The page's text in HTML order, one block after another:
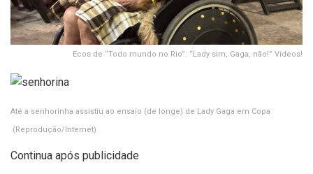
Ecos de “Todo mundo no Rio”: “Lady sim, Gaga, não!” Vídeos!
Até a senhorinha assistiu ao ensaio (de longe) de Lady Gaga em Copa
(Reprodução/Internet)
Continua após publicidade